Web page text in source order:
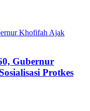
Gubernur
Protkes